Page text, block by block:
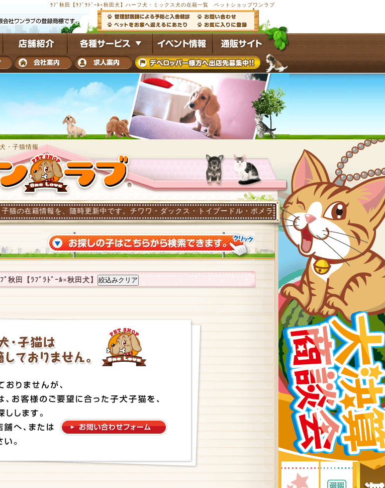
ﾗﾌﾞ秋田【ﾗﾌﾞﾗﾄﾞｰﾙ×秋田犬】ハーフ犬・ミックス犬の在籍一覧 ペットショップワンラブ
・子猫情報
を、随時更新中です。チワワ・ダックス・トイプードル・ポメラニアン他多数の子犬子猫が常時4,500頭以
秋田【ﾗﾌﾞﾗﾄﾞｰﾙ×秋田犬】